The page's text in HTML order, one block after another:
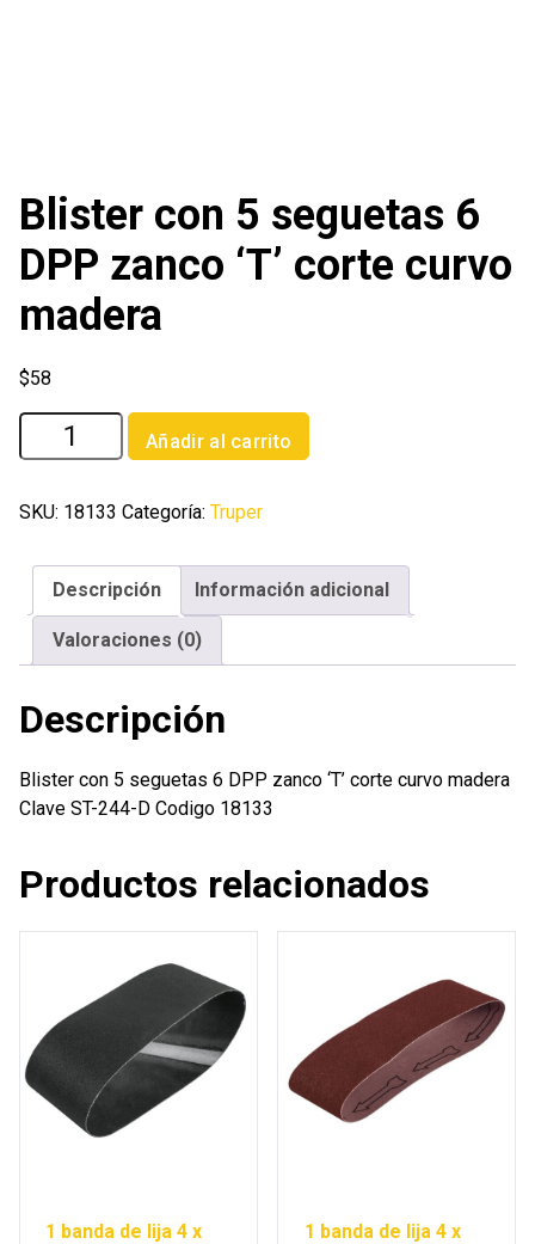
Blister con 5 seguetas 6
DPP zanco ‘T’ corte curvo
madera
$58
Blister
con
seguetas
DPP
zanco
'T'
corte
madera
cantidad
Añadir al carrito
SKU: 18133 Categoría: Truper
Descripción Información adicional
Valoraciones (0)
Descripción
Blister con 5 seguetas 6 DPP zanco ‘T’ corte curvo madera
Clave ST-244-D Codigo 18133
Productos relacionados
1 banda de lija 4 x
1 banda de lija 4 x